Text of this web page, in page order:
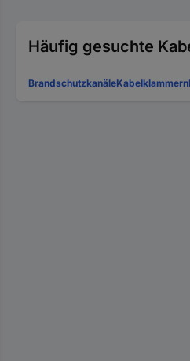
Häufig gesuchte
BrandschutzkanäleKabelklammern